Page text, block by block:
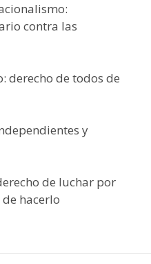
contra las
derecho de todos de
y
de luchar por
hacerlo